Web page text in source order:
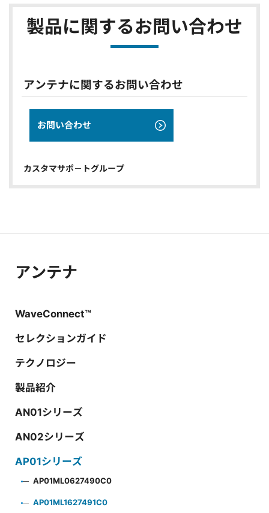
製品に関するお問い合わせ
アンテナに関するお問い合わせ
お問い合わせ
カスタマサポ－トグループ
アンテナ
WaveConnect™
セレクションガイド
テクノロジー
製品紹介
AN01シリーズ
AN02シリーズ
AP01シリーズ
AP01ML0627490C0
AP01ML1627491C0